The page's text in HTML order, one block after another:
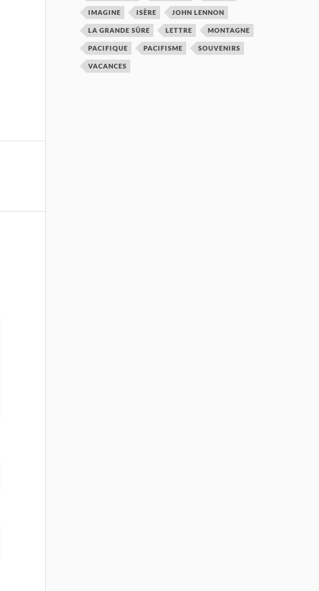
IMAGINE ISÈRE JOHN LENNON
LA GRANDE SÛRE LETTRE MONTAGNE
PACIFIQUE PACIFISME SOUVENIRS
VACANCES